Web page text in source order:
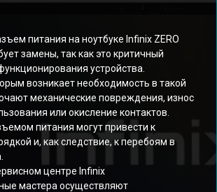
питания на ноутбуке Infinix ZERO
замены, так как это критичный
устройства.
возникает необходимость в такой
механические повреждения, износ
или окисление контактов.
питания могут привести к
и, как следствие, к перебоям в
центре Infinix
мастера осуществляют